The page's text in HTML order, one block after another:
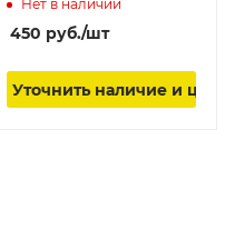
Нет в наличии
450 руб./шт
Уточнить наличие и цену